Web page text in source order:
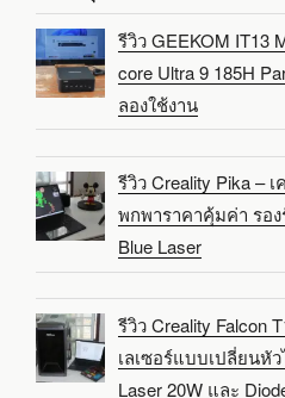
รีวิว GEEKOM IT13
core Ultra 9 185H
ลองใช้งาน
รีวิว Creality Pika –
พกพาราคาคุ้มค่า รอ
Blue Laser
รีวิว Creality Falcon
เลเซอร์แบบเปลี่ยนหั
Laser 20W และ